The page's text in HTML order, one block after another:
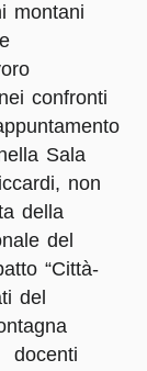
montani
confronti
Sala
non
della
del
“Città-
del
docenti